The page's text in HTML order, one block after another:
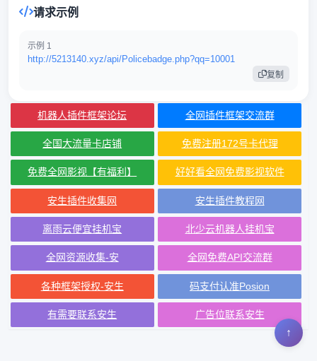
请求示例
示例 1
http://5213140.xyz/api/Policebadge.php?qq=10001
复制
↑
机器人插件框架论坛 全网插件框架交流群
全国大流量卡店铺 免费注册172号卡代理
免费全网影视【有福利】 好好看全网免费影视软件
安生插件收集网 安生插件教程网
离雨云便宜挂机宝 北少云机器人挂机宝
全网资源收集-安 全网免费API交流群
各种框架授权-安生 码支付认准Posion
有需要联系安生 广告位联系安生